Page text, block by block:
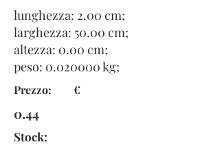
lunghezza: 2.00 cm;
larghezza: 50.00 cm;
altezza: 0.00 cm;
peso: 0.020000kg;
Prezzo: €
0.44
Stock: